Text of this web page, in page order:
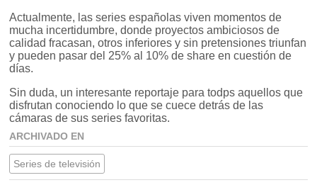
Actualmente, las series españolas viven momentos de
mucha incertidumbre, donde proyectos ambiciosos de
calidad fracasan, otros inferiores y sin pretensiones triunfan
y pueden pasar del 25% al 10% de share en cuestión de
días.
Sin duda, un interesante reportaje para todps aquellos que
disfrutan conociendo lo que se cuece detrás de las
cámaras de sus series favoritas.
ARCHIVADO EN
Series de televisión